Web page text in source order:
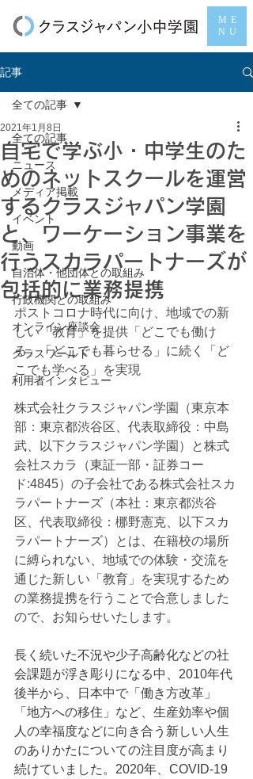
ME
NU
記事
全ての記事
ニュース
メディア掲載
イベント
動画
自治体・他団体との取組み
行政機関との取組み
オンライン座談会
クラスワールド
利用者インタビュー
全ての記事
自宅で学ぶ小・中学生のた
めのネットスクールを運営
するクラスジャパン学園
と、ワーケーション事業を
行うスカラパートナーズが
包括的に業務提携
2021年1月8日
ポストコロナ時代に向け、地域での新
しい「教育」を提供「どこでも働け
る」「どこでも暮らせる」に続く「ど
こでも学べる」を実現
株式会社クラスジャパン学園（東京本
部：東京都渋谷区、代表取締役：中島
武、以下クラスジャパン学園）と株式
会社スカラ（東証一部・証券コー
ド:4845）の子会社である株式会社スカ
ラパートナーズ（本社：東京都渋谷
区、代表取締役：梛野憲克、以下スカ
ラパートナーズ）とは、在籍校の場所
に縛られない、地域での体験・交流を
通じた新しい「教育」を実現するため
の業務提携を行うことで合意しました
ので、お知らせいたします。
長く続いた不況や少子高齢化などの社
会課題が浮き彫りになる中、2010年代
後半から、日本中で「働き方改革」
「地方への移住」など、生産効率や個
人の幸福度などに向き合う新しい人生
のありかたについての注目度が高まり
続けていました。2020年、COVID-19